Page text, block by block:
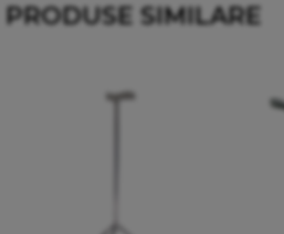
PRODUSE SIMILARE